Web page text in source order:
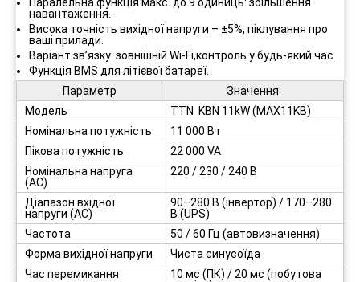
навантаження.
Висока точність вихідної напруги – ±5%, піклування про
ваші прилади.
Варіант зв’язку: зовнішній Wi-Fi,контроль у будь-який час.
Функція BMS для літієвої батареї.
Параметр
Значення
Модель
TTN KBN 11kW (MAX11KB)
Номінальна потужність
11 000 Вт
Пікова потужність
22 000 VA
Номінальна напруга
(AC)
220 / 230 / 240 В
Діапазон вхідної
напруги (AC)
90–280 В (інвертор) / 170–280
В (UPS)
Частота
50 / 60 Гц (автовизначення)
Форма вихідної напруги
Чиста синусоїда
Час перемикання
10 мс (ПК) / 20 мс (побутова